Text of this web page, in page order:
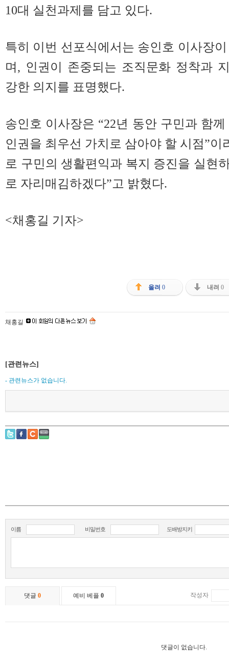
10대 실천과제를 담고 있다.
특히 이번 선포식에서는 송인호 이사장
며, 인권이 존중되는 조직문화 정착과
강한 의지를 표명했다.
송인호 이사장은 “22년 동안 구민과 함
인권을 최우선 가치로 삼아야 할 시점”이
로 구민의 생활편익과 복지 증진을 실현
로 자리매김하겠다”고 밝혔다.
<채홍길 기자>
올려 0 내려 0
채홍길
[관련뉴스]
- 관련뉴스가 없습니다.